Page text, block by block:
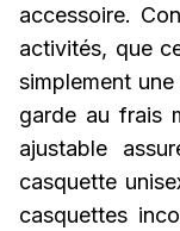
accessoire.
activités, que
simplement
garde au frais
ajustable
casquette
casquettes